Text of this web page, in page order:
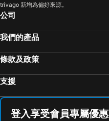
Holiday Inn - The Niu, Coin Frankfurt Ostend By Ihg
Hotel Europa Life
Hilton Frankfurt Airport
IntercityHotel Darmstadt
Hampton by Hilton Frankfurt City Centre East
Flemings Hotel Frankfurt Main-Riverside
trivago 新增為偏好來源。
公司
我們的產品
條款及政策
支援
登入享受會員專屬優惠